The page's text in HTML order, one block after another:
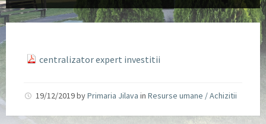
centralizator expert investitii
19/12/2019byPrimaria Jilava in Resurse umane / Achizitii